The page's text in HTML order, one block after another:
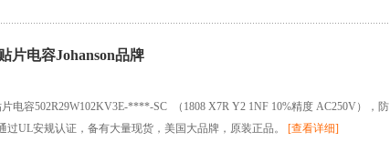
片电容Johanson品牌
电容502R29W102KV3E-****-SC （1808 X7R Y2 1NF 10%精度 AC250V），防
过UL安规认证，备有大量现货，美国大品牌，原装正品。 [查看详细]